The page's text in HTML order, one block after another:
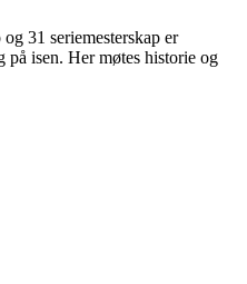
31 seriemesterskap er
på isen. Her møtes historie og